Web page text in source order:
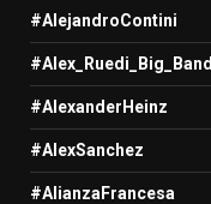
#AlejandroContini
#Alex_Ruedi_Big_Band
#AlexanderHeinz
#AlexSanchez
#AlianzaFrancesa